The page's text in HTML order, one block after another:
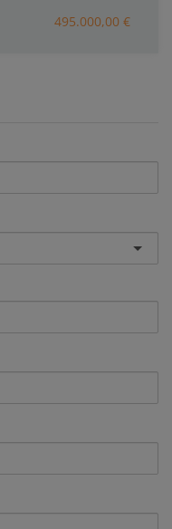
495.000,00 €